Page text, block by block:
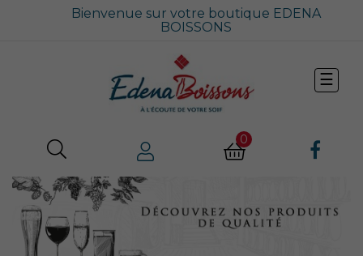
Bienvenue sur votre boutique EDENA
BOISSONS
la
☰
0